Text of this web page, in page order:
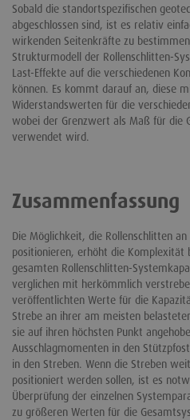
Sobald die standortspezifischen
abgeschlossen sind, ist es relativ
wirkenden Seitenkräfte zu
Strukturmodell der Rollenschlitten-
Last-Effekte auf die verschiedenen
können. Es kommt darauf an, diese
Widerstandswerten für die
wobei der Grenzwert als Maß für die
verwendet wird.
Zusammenfassung
Die Möglichkeit, die Rollenschlitten
positionieren, erhöht die Komplexität
gesamten Rollenschlitten-
verglichen mit herkömmlich
veröffentlichten Werte für die
Strebe an ihrer am meisten
sie auf ihren höchsten Punkt
Ausschlagmomenten in den
in den Streben. Wenn die Streben
positioniert werden sollen, ist es
Überprüfung der einzelnen
zu größeren Werten für die